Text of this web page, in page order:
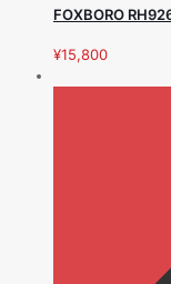
FOXBORO
¥15,800